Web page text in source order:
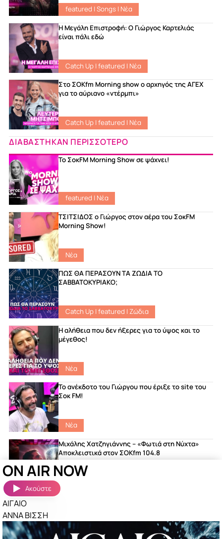
featured |Songs| Νέα
Η Μεγάλη Επιστροφή: Ο Γιώργος Καρτελιάς
είναι πάλι εδώ
Catch Up|featured | Νέα
Στο ΣΟKfm Morning show ο αρχηγός της ΑΓΕΧ
για το αύριανο «ντέρμπι»
Catch Up|featured | Νέα
ΔΙΑΒΑΣΤΗΚΑΝ ΠΕΡΙΣΣΟΤΕΡΟ
Το ΣοκFM Morning Show σε ψάχνει!
featured | Νέα
ΤΣΙΤΣΙΔΟΣ ο Γιώργος στον αέρα του ΣοκFM
Morning Show!
Νέα
ΠΩΣ ΘΑ ΠΕΡΑΣΟΥΝ ΤΑ ΖΩΔΙΑ ΤΟ
ΣΑΒΒΑΤΟΚΥΡΙΑΚΟ;
Catch Up|featured | Ζώδια
Η αλήθεια που δεν ήξερες για το ύψος και το
μέγεθος!
Νέα
Το ανέκδοτο του Γιώργου που έριξε το site του
Σοκ FM!
Νέα
Μιχάλης Χατζηγιάννης – «Φωτιά στη Νύχτα»
Αποκλειστικά στον ΣΟΚfm 104.8
Ακούστηκαν πριν λίγο
ΤΕΛΕΙΑ
ON AIR NOW
Ακούστε
ΑΙΓΑΙΟ
ΑΝΝΑ ΒΙΣΣΗ